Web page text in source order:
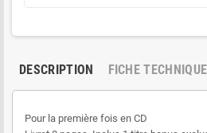
DESCRIPTION FICHE TECHNIQUE
Pour la première fois en CD